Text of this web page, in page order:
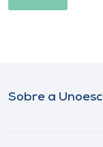
Sobre a Unoesc